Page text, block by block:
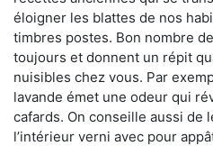
éloigner les blattes de nos
timbres postes. Bon nombre
toujours et donnent un répit
nuisibles chez vous. Par
lavande émet une odeur qui
cafards. On conseille aussi de
l’intérieur verni avec pour